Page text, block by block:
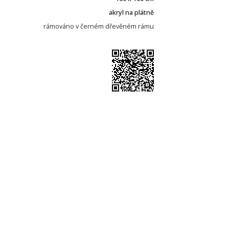
akryl na plátně
rámováno v černém dřevěném rámu